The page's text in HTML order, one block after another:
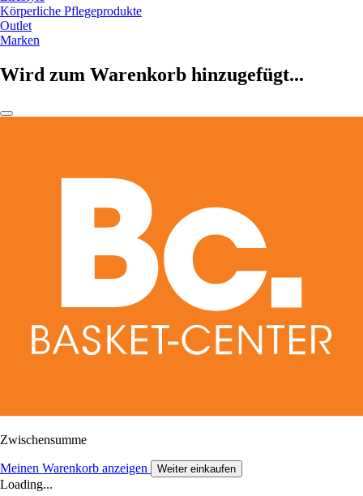
Körperliche Pflegeprodukte
Outlet
Marken
Wird zum Warenkorb hinzugefügt...
Zwischensumme
Meinen Warenkorb anzeigen Weiter einkaufen
Loading...